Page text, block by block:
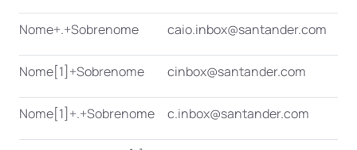
Nome+.+Sobrenome caio.inbox@santander.com
Nome[1]+Sobrenome cinbox@santander.com
Nome[1]+.+Sobrenome c.inbox@santander.com